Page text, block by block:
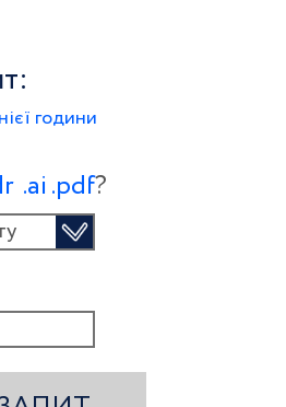
години
.ai .pdf?